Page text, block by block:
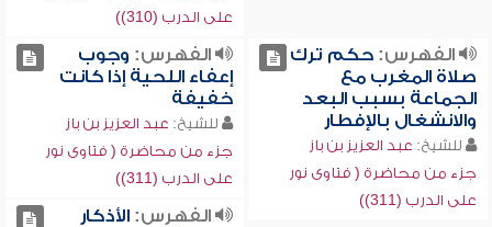
على الدرب (310))
الفهرس:حكم ترك
صلاة المغرب مع
الجماعة بسبب البعد
والانشغال بالإفطار
للشيخ: عبد العزيز بن باز
جزء من محاضرة ( فتاوى نور
على الدرب (311))
الفهرس: وجوب
إعفاء اللحية إذا كانت
خفيفة
للشيخ: عبد العزيز بن باز
جزء من محاضرة ( فتاوى نور
على الدرب (311))
الفهرس:الأذكار